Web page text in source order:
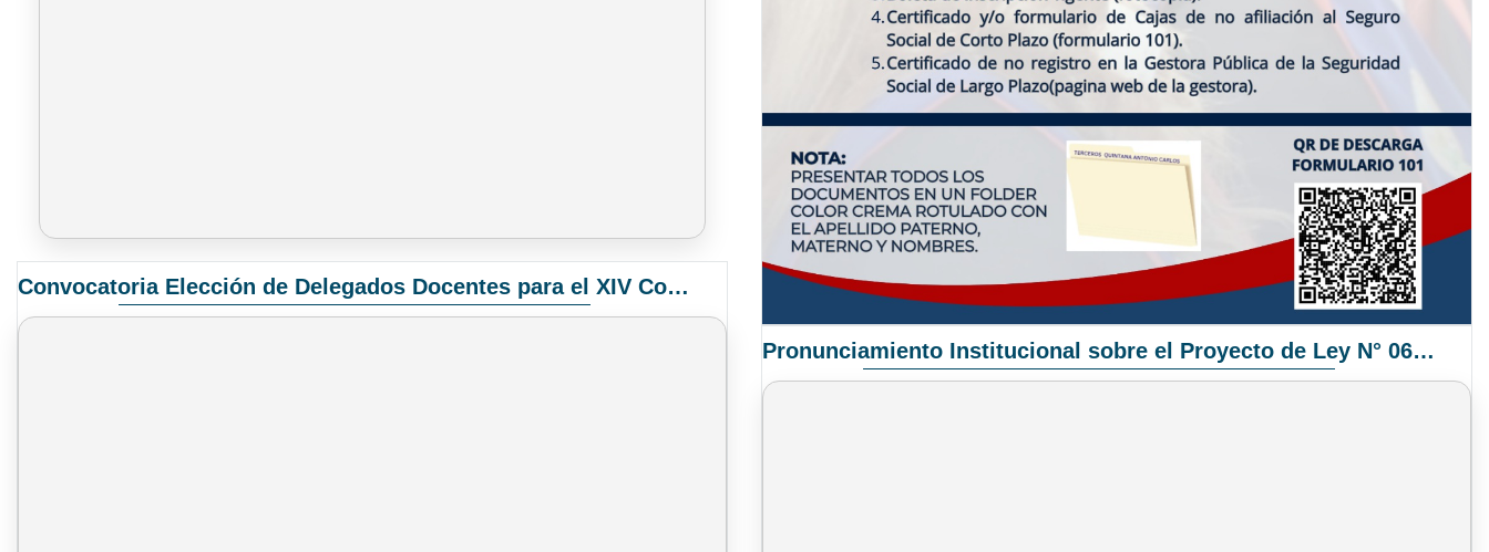
Convocatoria Elección de Delegados Docentes para el XIV Congreso Nacional de Universidades
Pronunciamiento Institucional sobre el Proyecto de Ley N° 068/2025-2026 C.S.